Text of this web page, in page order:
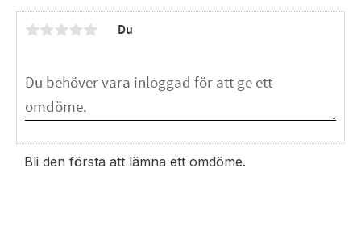
Du
Bli den första att lämna ett omdöme.